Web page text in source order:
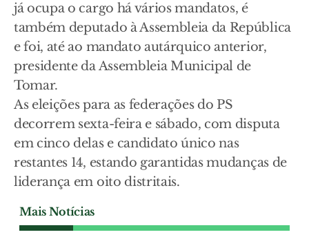
já ocupa o cargo há vários mandatos, é
também deputado à Assembleia da República
e foi, até ao mandato autárquico anterior,
presidente da Assembleia Municipal de
Tomar.
As eleições para as federações do PS
decorrem sexta-feira e sábado, com disputa
em cinco delas e candidato único nas
restantes 14, estando garantidas mudanças de
liderança em oito distritais.
Mais Notícias